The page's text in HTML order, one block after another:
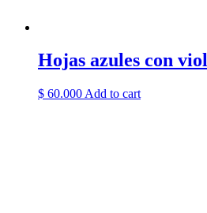
Hojas azules con
$ 60.000 Add to cart